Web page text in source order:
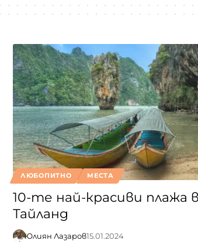
ЛЮБОПИТНО МЕСТА
10-те най-красиви плажа в
Тайланд
Юлиян Лазаров15.01.2024